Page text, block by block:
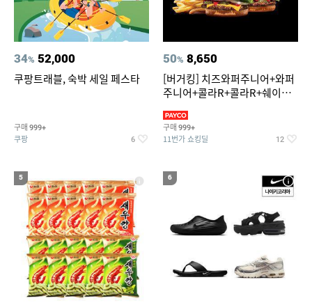
34% 52,000
쿠팡트래블, 숙박 세일 페스타
구매 999+
쿠팡 6
50% 8,650
[버거킹] 치즈와퍼주니어+와퍼
주니어+콜라R+콜라R+쉐이킹
구매 999+
11번가 쇼킹딜 12
5 6